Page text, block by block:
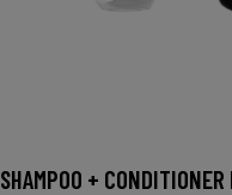
SHAMPOO +